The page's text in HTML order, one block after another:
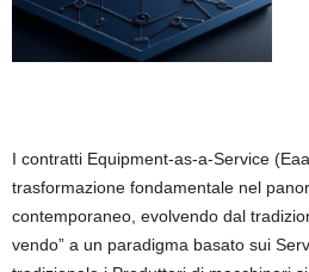
I contratti Equipment-as-a-Service
trasformazione fondamentale nel
contemporaneo, evolvendo dal
vendo” a un paradigma basato sui